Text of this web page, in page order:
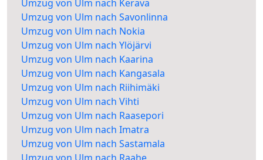
Umzug von Ulm nach Kerava
Umzug von Ulm nach Savonlinna
Umzug von Ulm nach Nokia
Umzug von Ulm nach Ylöjärvi
Umzug von Ulm nach Kaarina
Umzug von Ulm nach Kangasala
Umzug von Ulm nach Riihimäki
Umzug von Ulm nach Vihti
Umzug von Ulm nach Raasepori
Umzug von Ulm nach Imatra
Umzug von Ulm nach Sastamala